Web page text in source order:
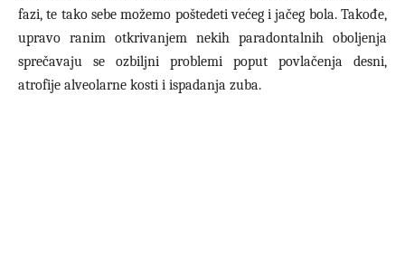
fazi, te tako sebe možemo poštedeti većeg i jačeg bola. Takođe,
upravo ranim otkrivanjem nekih paradontalnih oboljenja
sprečavaju se ozbiljni problemi poput povlačenja desni,
atrofije alveolarne kosti i ispadanja zuba.